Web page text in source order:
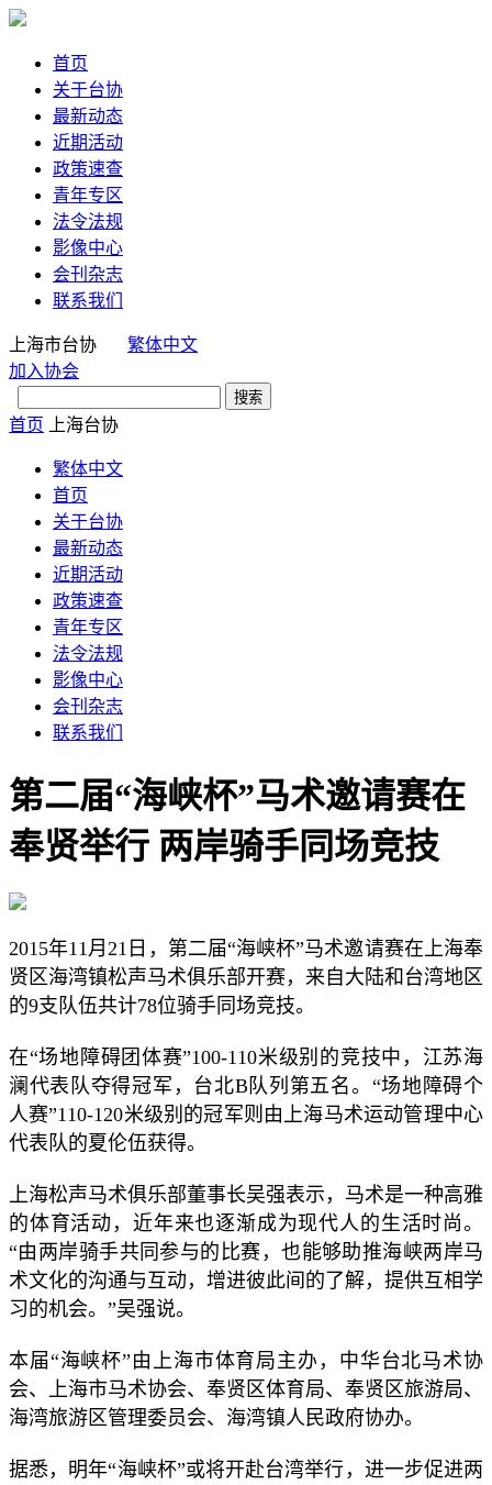
首页
关于台协
最新动态
近期活动
政策速查
青年专区
法令法规
影像中心
会刊杂志
联系我们
上海市台协
繁体中文
加入协会
首页 上海台协
繁体中文
首页
关于台协
最新动态
近期活动
政策速查
青年专区
法令法规
影像中心
会刊杂志
联系我们
第二届“海峡杯”马术邀请赛在
奉贤举行 两岸骑手同场竞技
2015年11月21日，第二届“海峡杯”马术邀请赛在上海奉
贤区海湾镇松声马术俱乐部开赛，来自大陆和台湾地区
的9支队伍共计78位骑手同场竞技。
在“场地障碍团体赛”100-110米级别的竞技中，江苏海
澜代表队夺得冠军，台北B队列第五名。“场地障碍个
人赛”110-120米级别的冠军则由上海马术运动管理中心
代表队的夏伦伍获得。
上海松声马术俱乐部董事长吴强表示，马术是一种高雅
的体育活动，近年来也逐渐成为现代人的生活时尚。
“由两岸骑手共同参与的比赛，也能够助推海峡两岸马
术文化的沟通与互动，增进彼此间的了解，提供互相学
习的机会。”吴强说。
本届“海峡杯”由上海市体育局主办，中华台北马术协
会、上海市马术协会、奉贤区体育局、奉贤区旅游局、
海湾旅游区管理委员会、海湾镇人民政府协办。
据悉，明年“海峡杯”或将开赴台湾举行，进一步促进两